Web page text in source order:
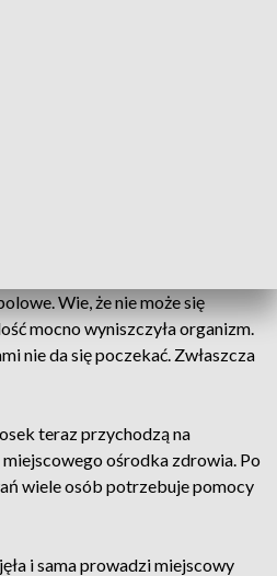
Wie, że nie może się
mocno wyniszczyła organizm.
nie da się poczekać. Zwłaszcza
teraz przychodzą na
ośrodka zdrowia. Po
wiele osób potrzebuje pomocy
i sama prowadzi miejscowy